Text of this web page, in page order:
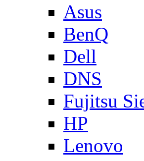
Asus
BenQ
Dell
DNS
Fujitsu
HP
Lenovo